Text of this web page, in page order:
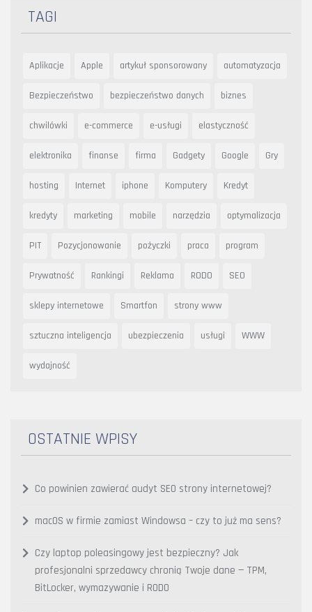
TAGI
Aplikacje Apple artykuł sponsorowany automatyzacja
Bezpieczeństwo bezpieczeństwo danych biznes
chwilówki e-commerce e-usługi elastyczność
elektronika finanse firma Gadgety Google Gry
hosting Internet iphone Komputery Kredyt
kredyty marketing mobile narzędzia optymalizacja
PIT Pozycjonowanie pożyczki praca program
Prywatność Rankingi Reklama RODO SEO
sklepy internetowe Smartfon strony www
sztuczna inteligencja ubezpieczenia usługi WWW
wydajność
OSTATNIE WPISY
Co powinien zawierać audyt SEO strony internetowej?
macOS w firmie zamiast Windowsa – czy to już ma sens?
Czy laptop poleasingowy jest bezpieczny? Jak
profesjonalni sprzedawcy chronią Twoje dane — TPM,
BitLocker, wymazywanie i RODO